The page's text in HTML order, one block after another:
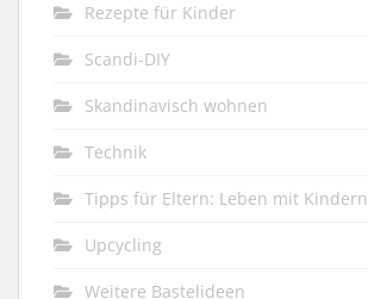
Rezepte für Kinder
Scandi-DIY
Skandinavisch wohnen
Technik
Tipps für Eltern: Leben mit Kindern
Upcycling
Weitere Bastelideen